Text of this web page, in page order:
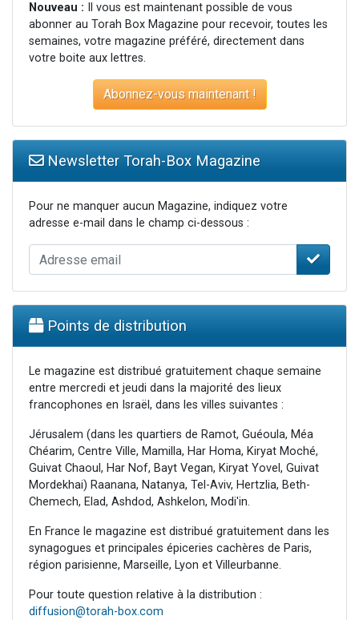
Nouveau : Il vous est maintenant possible de vous
abonner au Torah Box Magazine pour recevoir, toutes les
semaines, votre magazine préféré, directement dans
votre boite aux lettres.
Abonnez-vous maintenant !
Newsletter Torah-Box Magazine
Pour ne manquer aucun Magazine, indiquez votre
adresse e-mail dans le champ ci-dessous :
Points de distribution
Le magazine est distribué gratuitement chaque semaine
entre mercredi et jeudi dans la majorité des lieux
francophones en Israël, dans les villes suivantes :
Jérusalem (dans les quartiers de Ramot, Guéoula, Méa
Chéarim, Centre Ville, Mamilla, Har Homa, Kiryat Moché,
Guivat Chaoul, Har Nof, Bayt Vegan, Kiryat Yovel, Guivat
Mordekhai) Raanana, Natanya, Tel-Aviv, Hertzlia, Beth-
Chemech, Elad, Ashdod, Ashkelon, Modi'in.
En France le magazine est distribué gratuitement dans les
synagogues et principales épiceries cachères de Paris,
région parisienne, Marseille, Lyon et Villeurbanne.
Pour toute question relative à la distribution :
diffusion@torah-box.com